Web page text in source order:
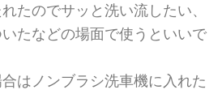
たのでサッと洗い流したい、
たなどの場面で使うといいで
はノンブラシ洗車機に入れた